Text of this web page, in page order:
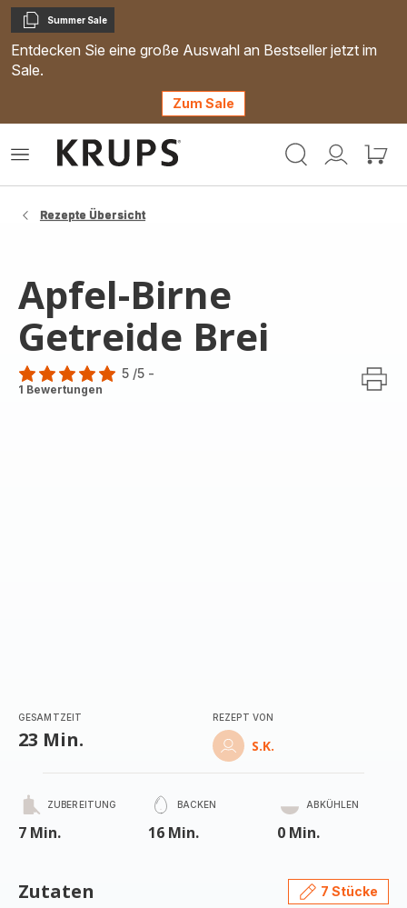
Kopieren
Summer Sale
Entdecken Sie eine große Auswahl an Bestseller jetzt im
Sale.
Zum Sale
Mein
Mein
Das
Rezepte Übersicht
Apfel-Birne
Getreide Brei
Bewertung
5 /5 -
1 Bewertungen
GESAMTZEIT
23 Min.
REZEPT VON
S.K.
ZUBEREITUNG
7 Min.
BACKEN
16 Min.
ABKÜHLEN
0 Min.
Zutaten 7 Stücke